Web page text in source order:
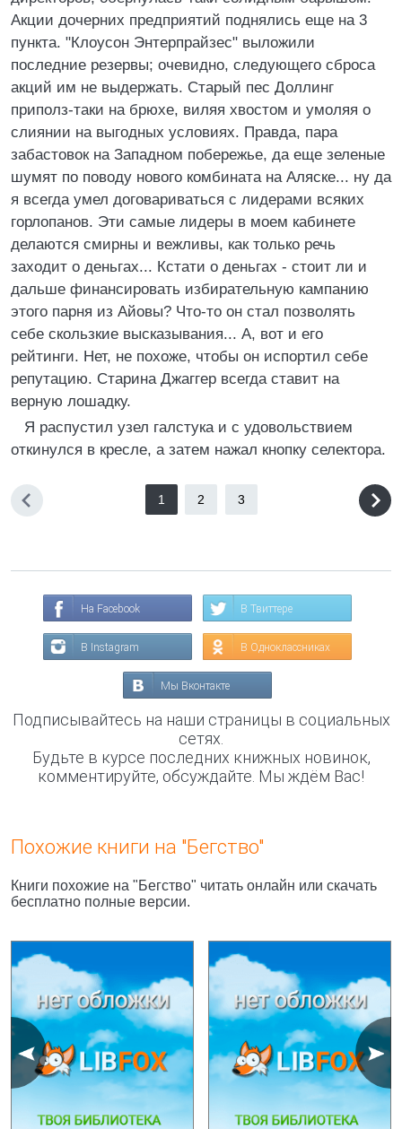
Акции дочерних предприятий поднялись еще на 3
пункта. "Клоусон Энтерпрайзес" выложили
последние резервы; очевидно, следующего сброса
акций им не выдержать. Старый пес Доллинг
приполз-таки на брюхе, виляя хвостом и умоляя о
слиянии на выгодных условиях. Правда, пара
забастовок на Западном побережье, да еще зеленые
шумят по поводу нового комбината на Аляске... ну да
я всегда умел договариваться с лидерами всяких
горлопанов. Эти самые лидеры в моем кабинете
делаются смирны и вежливы, как только речь
заходит о деньгах... Кстати о деньгах - стоит ли и
дальше финансировать избирательную кампанию
этого парня из Айовы? Что-то он стал позволять
себе скользкие высказывания... А, вот и его
рейтинги. Нет, не похоже, чтобы он испортил себе
репутацию. Старина Джаггер всегда ставит на
верную лошадку.
Я распустил узел галстука и с удовольствием
откинулся в кресле, а затем нажал кнопку селектора.
1 2 3
На Facebook В Твиттере
В Instagram В Одноклассниках
Мы Вконтакте
Подписывайтесь на наши страницы в социальных
сетях.
Будьте в курсе последних книжных новинок,
комментируйте, обсуждайте. Мы ждём Вас!
Похожие книги на "Бегство"
Книги похожие на "Бегство" читать онлайн или скачать
бесплатно полные версии.